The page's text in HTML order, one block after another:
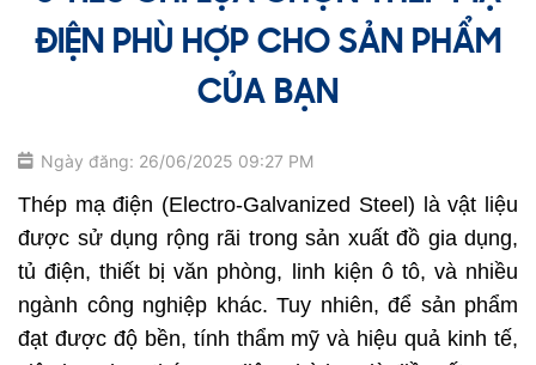
ĐIỆN PHÙ HỢP CHO SẢN PHẨM
CỦA BẠN
Ngày đăng: 26/06/2025 09:27 PM
Thép mạ điện (Electro-Galvanized Steel) là vật liệu
được sử dụng rộng rãi trong sản xuất đồ gia dụng,
tủ điện, thiết bị văn phòng, linh kiện ô tô, và nhiều
ngành công nghiệp khác. Tuy nhiên, để sản phẩm
đạt được độ bền, tính thẩm mỹ và hiệu quả kinh tế,